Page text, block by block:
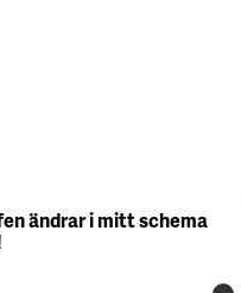
ändrar i mitt schema